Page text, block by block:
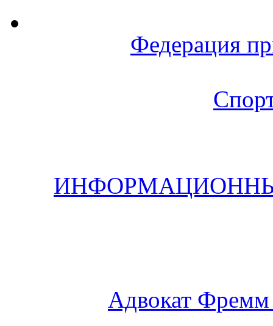
Федерация
Адвокат Фремм